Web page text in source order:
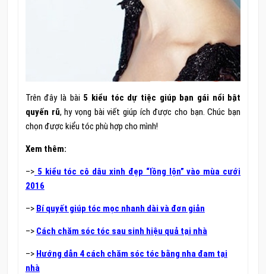
Trên đây là bài 5 kiểu tóc dự tiệc giúp bạn gái nổi bật
quyến rũ, hy vọng bài viết giúp ích được cho bạn. Chúc bạn
chọn được kiểu tóc phù hợp cho mình!
Xem thêm:
–> 5 kiểu tóc cô dâu xinh đẹp “lồng lộn” vào mùa cưới
2016
–> Bí quyết giúp tóc mọc nhanh dài và đơn giản
–> Cách chăm sóc tóc sau sinh hiệu quả tại nhà
–> Hướng dẫn 4 cách chăm sóc tóc bằng nha đam tại
nhà